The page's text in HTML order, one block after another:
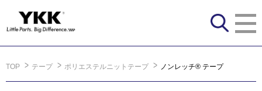
TOP テープ ポリエステルニットテープ ノンレッチ® テープ